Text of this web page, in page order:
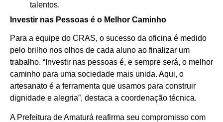
talentos.
Investir nas Pessoas é o Melhor Caminho
Para a equipe do CRAS, o sucesso da oficina é medido
pelo brilho nos olhos de cada aluno ao finalizar um
trabalho. “Investir nas pessoas é, e sempre será, o melhor
caminho para uma sociedade mais unida. Aqui, o
artesanato é a ferramenta que usamos para construir
dignidade e alegria”, destaca a coordenação técnica.
A Prefeitura de Amaturá reafirma seu compromisso com